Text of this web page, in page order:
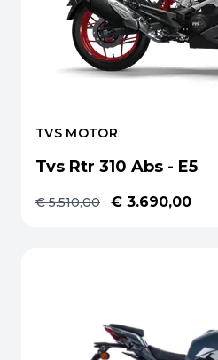
TVS MOTOR
Tvs Rtr 310 Abs - E5
€ 5.510,00 € 3.690,00